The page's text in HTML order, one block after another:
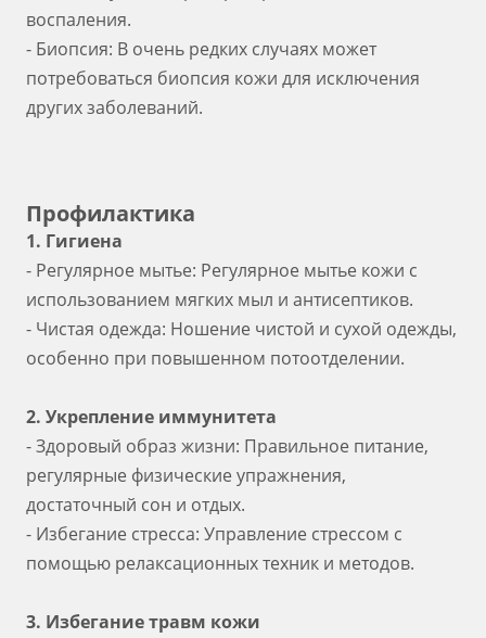
воспаления.
- Биопсия: В очень редких случаях может
потребоваться биопсия кожи для исключения
других заболеваний.
Профилактика
1. Гигиена
- Регулярное мытье: Регулярное мытье кожи с
использованием мягких мыл и антисептиков.
- Чистая одежда: Ношение чистой и сухой одежды,
особенно при повышенном потоотделении.
2. Укрепление иммунитета
- Здоровый образ жизни: Правильное питание,
регулярные физические упражнения,
достаточный сон и отдых.
- Избегание стресса: Управление стрессом с
помощью релаксационных техник и методов.
3. Избегание травм кожи